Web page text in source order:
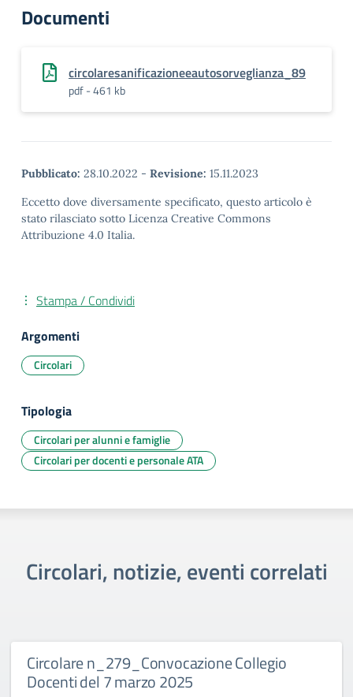
Documenti
circolaresanificazioneeautosorveglianza_89
pdf - 461 kb
Pubblicato: 28.10.2022 - Revisione: 15.11.2023
Eccetto dove diversamente specificato, questo articolo è
stato rilasciato sotto Licenza Creative Commons
Attribuzione 4.0 Italia.
Stampa / Condividi
Argomenti
Circolari
Tipologia
Circolari per alunni e famiglie
Circolari per docenti e personale ATA
Circolari, notizie, eventi correlati
Circolare n_279_Convocazione Collegio
Docenti del 7 marzo 2025